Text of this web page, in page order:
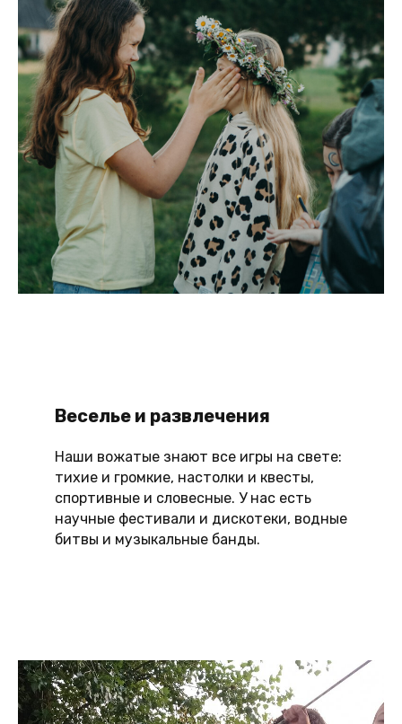
Веселье и развлечения
Наши вожатые знают все игры на свете:
тихие и громкие, настолки и квесты,
спортивные и словесные. У нас есть
научные фестивали и дискотеки, водные
битвы и музыкальные банды.